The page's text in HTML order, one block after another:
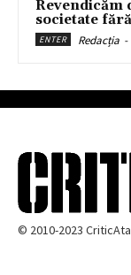
Revendicăm
societate
ENTER Redacția -
© 2010-2023